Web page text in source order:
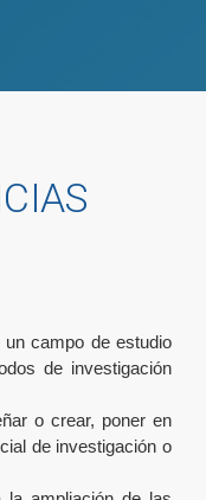
campo de estudio
de investigación
o crear, poner en
de investigación o